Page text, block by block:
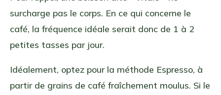
surcharge pas le corps. En ce qui concerne le
café, la fréquence idéale serait donc de 1 à 2
petites tasses par jour.
Idéalement, optez pour la méthode Espresso, à
partir de grains de café fraîchement moulus. Si le